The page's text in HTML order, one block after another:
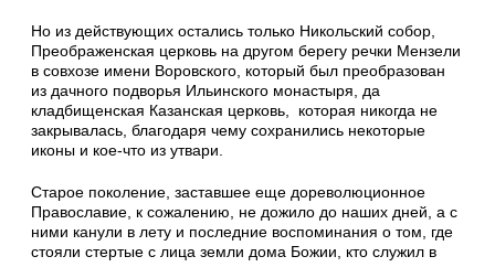
Но из действующих остались только Никольский собор,
Преображенская церковь на другом берегу речки Мензели
в совхозе имени Воровского, который был преобразован
из дачного подворья Ильинского монастыря, да
кладбищенская Казанская церковь, которая никогда не
закрывалась, благодаря чему сохранились некоторые
иконы и кое-что из утвари.
Старое поколение, заставшее еще дореволюционное
Православие, к сожалению, не дожило до наших дней, а с
ними канули в лету и последние воспоминания о том, где
стояли стертые с лица земли дома Божии, кто служил в